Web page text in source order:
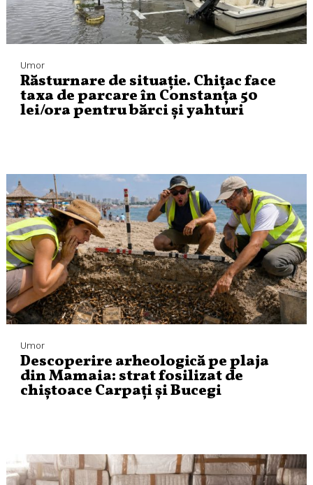
Umor
Răsturnare de situație. Chițac face
taxa de parcare în Constanța 50
lei/ora pentru bărci și yahturi
Umor
Descoperire arheologică pe plaja
din Mamaia: strat fosilizat de
chiștoace Carpați și Bucegi